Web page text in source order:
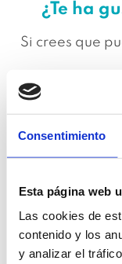
Consentimiento
Esta página web
Las cookies de
contenido y los
y analizar el
¿Te ha
Si crees que